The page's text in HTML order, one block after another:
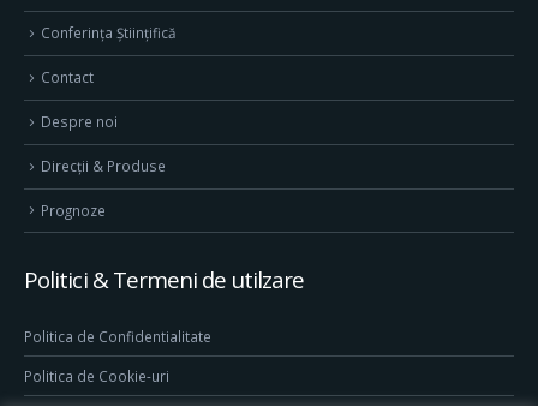
Conferința Științifică
Contact
Despre noi
Direcţii & Produse
Prognoze
Politici & Termeni de utilzare
Politica de Confidentialitate
Politica de Cookie-uri